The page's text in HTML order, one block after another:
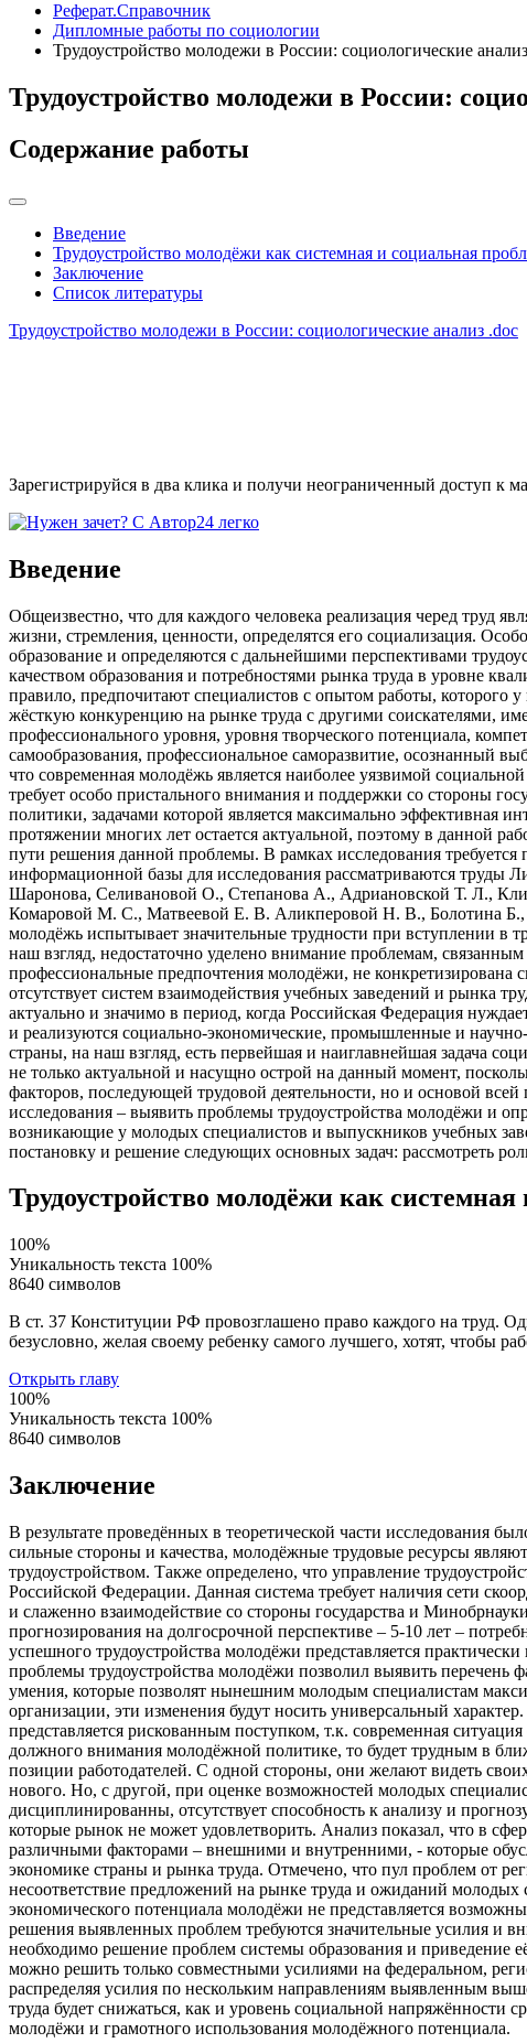
Реферат.Справочник
Дипломные работы по социологии
Трудоустройство молодежи в России: социологические анализ
Трудоустройство молодежи в России:
Содержание работы
Введение
Трудоустройство молодёжи как системная и социальная
Заключение
Список литературы
Трудоустройство молодежи в России: социологические анализ .doc
Зарегистрируйся в два клика и получи неограниченный доступ к
Введение
Общеизвестно, что для каждого человека реализация черед труд
жизни, стремления, ценности, определятся его социализация.
образование и определяются с дальнейшими перспективами
качеством образования и потребностями рынка труда в уровне
правило, предпочитают специалистов с опытом работы,
жёсткую конкуренцию на рынке труда с другими соискателями,
профессионального уровня, уровня творческого потенциала,
самообразования, профессиональное саморазвитие, осознанный
что современная молодёжь является наиболее уязвимой
требует особо пристального внимания и поддержки со стороны
политики, задачами которой является максимально эффективная
протяжении многих лет остается актуальной, поэтому в данной
пути решения данной проблемы. В рамках исследования требуется
информационной базы для исследования рассматриваются
Шаронова, Селивановой О., Степанова А., Адриановской Т. Л.,
Комаровой М. С., Матвеевой Е. В. Аликперовой Н. В., Болотина
молодёжь испытывает значительные трудности при вступлении в
наш взгляд, недостаточно уделено внимание проблемам,
профессиональные предпочтения молодёжи, не конкретизирована
отсутствует систем взаимодействия учебных заведений и рынка
актуально и значимо в период, когда Российская Федерация
и реализуются социально-экономические, промышленные и
страны, на наш взгляд, есть первейшая и наиглавнейшая задача
не только актуальной и насущно острой на данный момент,
факторов, последующей трудовой деятельности, но и основой
исследования – выявить проблемы трудоустройства молодёжи и
возникающие у молодых специалистов и выпускников учебных
постановку и решение следующих основных задач: рассмотреть
Трудоустройство молодёжи как
100%
Уникальность текста 100%
8640 символов
В ст. 37 Конституции РФ провозглашено право каждого на труд.
безусловно, желая своему ребенку самого лучшего, хотят, чтобы
Открыть главу
100%
Уникальность текста 100%
8640 символов
Заключение
В результате проведённых в теоретической части исследования
сильные стороны и качества, молодёжные трудовые ресурсы
трудоустройством. Также определено, что управление
Российской Федерации. Данная система требует наличия сети
и слаженно взаимодействие со стороны государства и
прогнозирования на долгосрочной перспективе – 5-10 лет –
успешного трудоустройства молодёжи представляется
проблемы трудоустройства молодёжи позволил выявить перечень
умения, которые позволят нынешним молодым специалистам
организации, эти изменения будут носить универсальный
представляется рискованным поступком, т.к. современная
должного внимания молодёжной политике, то будет трудным в
позиции работодателей. С одной стороны, они желают видеть
нового. Но, с другой, при оценке возможностей молодых
дисциплинированны, отсутствует способность к анализу и
которые рынок не может удовлетворить. Анализ показал, что в
различными факторами – внешними и внутренними, - которые
экономике страны и рынка труда. Отмечено, что пул проблем от
несоответствие предложений на рынке труда и ожиданий молодых
экономического потенциала молодёжи не представляется
решения выявленных проблем требуются значительные усилия и
необходимо решение проблем системы образования и приведение
можно решить только совместными усилиями на федеральном,
распределяя усилия по нескольким направлениям выявленным
труда будет снижаться, как и уровень социальной напряжённости
молодёжи и грамотного использования молодёжного потенциала.